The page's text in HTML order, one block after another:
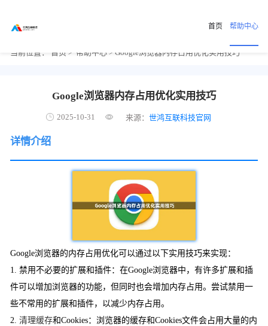
首页 帮助中心
当前位置： 首页 > 帮助中心 > Google浏览器内存占用优化实用技巧
Google浏览器内存占用优化实用技巧
2025-10-31 来源：世鸿互联科技官网
详情介绍
Google浏览器的内存占用优化可以通过以下实用技巧来实现：
1. 禁用不必要的扩展和插件：在Google浏览器中，有许多扩展和插
件可以增加浏览器的功能，但同时也会增加内存占用。尝试禁用一
些不常用的扩展和插件，以减少内存占用。
2.清理缓存和Cookies：浏览器的缓存和Cookies文件会占用大量的内